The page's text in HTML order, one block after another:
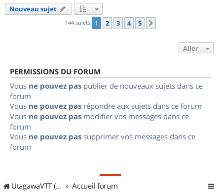
Nouveau sujet
144 sujets 1 2 3 4 5
Aller
PERMISSIONS DU FORUM
Vous ne pouvez pas publier de nouveaux sujets dans ce
forum
Vous ne pouvez pas répondre aux sujets dans ce forum
Vous ne pouvez pas modifier vos messages dans ce
forum
Vous ne pouvez pas supprimer vos messages dans ce
forum
UtagawaVTT (Randos VTT et VTTAE avec traces GPS) Accueil forum